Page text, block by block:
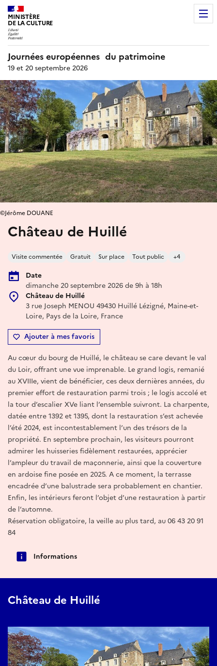
MINISTÈRE
DE LA CULTURE
Journées européennes du patrimoine
19 et 20 septembre 2026
Château de Huillé
Visite commentée Gratuit Sur place Tout public +4
Date
dimanche 20 septembre 2026 de 9h à 18h
Château de Huillé
3 rue Joseph MENOU 49430 Huillé Lézigné, Maine-et-
Loire, Pays de la Loire, France
Ajouter à mes favoris
©Jérôme DOUANE
Au cœur du bourg de Huillé, le château se care devant le val
du Loir, offrant une vue imprenable. Le grand logis, remanié
au XVIIIe, vient de bénéficier, ces deux dernières années, du
premier effort de restauration parmi trois ; le logis accolé et
la tour d’escalier XVe liant l’ensemble suivront. La charpente,
datée entre 1392 et 1395, dont la restauration s’est achevée
l’été 2024, est incontestablement l’un des trésors de la
propriété. En septembre prochain, les visiteurs pourront
admirer les huisseries fidèlement restaurées, apprécier
l’ampleur du travail de maçonnerie, ainsi que la couverture
en ardoise fine posée en 2025. A ce moment, la terrasse
encadrée d’une balustrade sera probablement en chantier.
Enfin, les intérieurs feront l’objet d’une restauration à partir
de l’automne.
Réservation obligatoire, la veille au plus tard, au 06 43 20 91
84
Informations
Château de Huillé